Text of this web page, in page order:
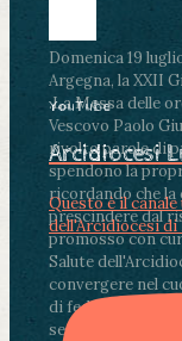
Domenica 19
Argegna, la XXII
.La Messa delle
Vescovo Paolo
rivolto parole di
spendono la
ricordando che la
prescindere dal
promosso con
Salute
convergere nel
di fedeli,
segnate dalla
YouTube
Arcidiocesi
Questo è il
dell'Arcidiocesi di